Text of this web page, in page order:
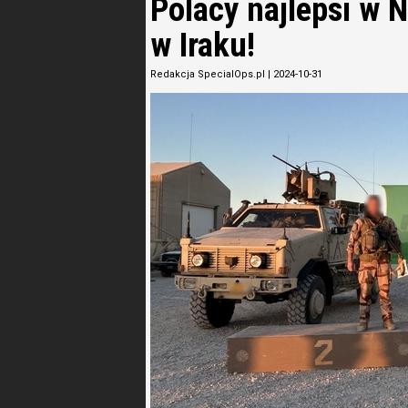
Polacy najlepsi w
w Iraku!
Redakcja SpecialOps.pl | 2024-10-31